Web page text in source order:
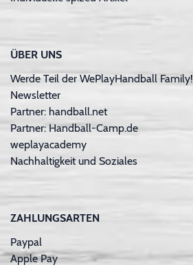
ÜBER UNS
Werde Teil der WePlayHandball Family!
Newsletter
Partner: handball.net
Partner: Handball-Camp.de
weplayacademy
Nachhaltigkeit und Soziales
ZAHLUNGSARTEN
Paypal
Apple Pay